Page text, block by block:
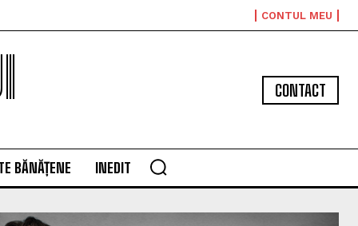
CONTUL MEU
CONTACT
BĂNĂȚENE INEDIT